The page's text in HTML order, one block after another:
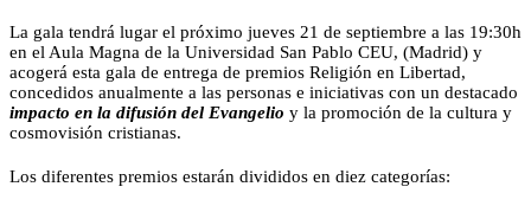
La gala tendrá lugar el próximo jueves 21 de septiembre a las 19:30h
en el Aula Magna de la Universidad San Pablo CEU, (Madrid) y
acogerá esta gala de entrega de premios Religión en Libertad,
concedidos anualmente a las personas e iniciativas con un destacado
impacto en la difusión del Evangelio y la promoción de la cultura y
cosmovisión cristianas.
Los diferentes premios estarán divididos en diez categorías: